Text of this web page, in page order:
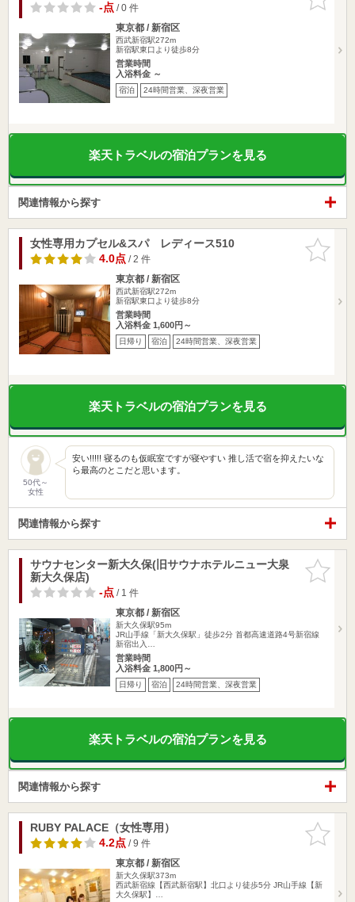
りに追加
-点/ 0 件
東京都 / 新宿区
西武新宿駅272m
新宿駅東口より徒歩8分
営業時間
入浴料金 ～
宿泊 24時間営業、深夜営業
楽天トラベルの宿泊プランを見る
関連情報から探す
お気に入
りに追加
女性専用カプセル&スパ レディース510
4.0点/ 2 件
東京都 / 新宿区
西武新宿駅272m
新宿駅東口より徒歩8分
営業時間
入浴料金 1,600円～
日帰り 宿泊 24時間営業、深夜営業
楽天トラベルの宿泊プランを見る
50代～
女性
安い!!!!! 寝るのも仮眠室ですが寝やすい 推し活で宿を抑えたいな
ら最高のとこだと思います。
関連情報から探す
お気に入
りに追加
サウナセンター新大久保(旧サウナホテルニュー大泉
新大久保店)
-点/ 1 件
東京都 / 新宿区
新大久保駅95m
JR山手線「新大久保駅」徒歩2分 首都高速道路4号新宿線
新宿出入…
営業時間
入浴料金 1,800円～
日帰り 宿泊 24時間営業、深夜営業
楽天トラベルの宿泊プランを見る
関連情報から探す
お気に入
りに追加
RUBY PALACE（女性専用）
4.2点/ 9 件
東京都 / 新宿区
新大久保駅373m
西武新宿線【西武新宿駅】北口より徒歩5分 JR山手線【新
大久保駅】…